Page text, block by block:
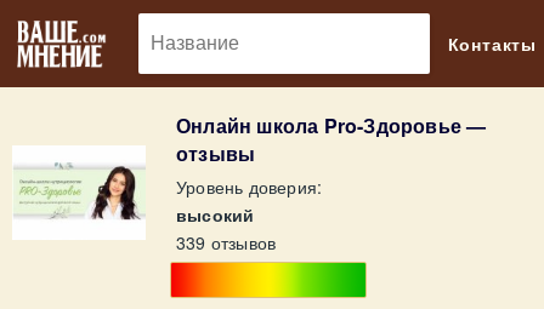
Контакты
Онлайн школа Pro-Здоровье —
отзывы
Уровень доверия:
высокий
339 отзывов